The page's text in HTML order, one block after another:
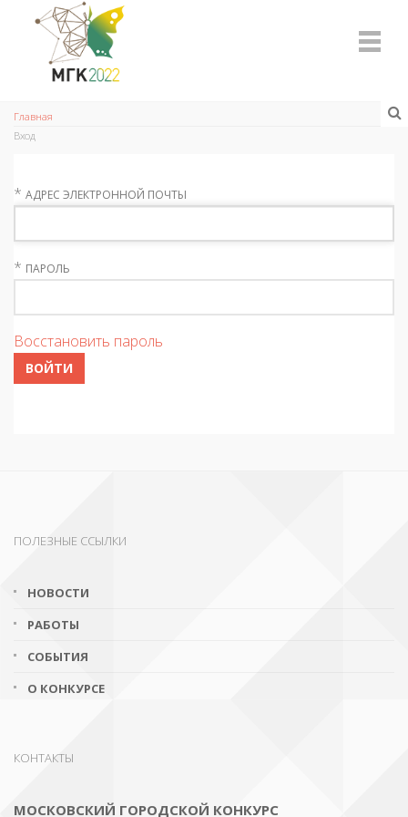
Главная
Вход
* АДРЕС ЭЛЕКТРОННОЙ ПОЧТЫ
* ПАРОЛЬ
Восстановить пароль
ВОЙТИ
ПОЛЕЗНЫЕ ССЫЛКИ
НОВОСТИ
РАБОТЫ
СОБЫТИЯ
О КОНКУРСЕ
КОНТАКТЫ
МОСКОВСКИЙ ГОРОДСКОЙ КОНКУРС